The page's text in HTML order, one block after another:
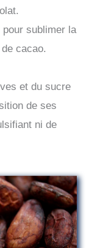
sublimer la
cacao.
et du sucre
de ses
ni de